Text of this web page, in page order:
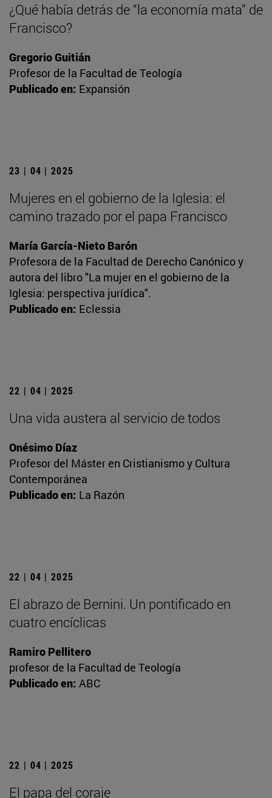
¿Qué había detrás de “la economía mata” de
Francisco?
Gregorio Guitián
Profesor de la Facultad de Teología
Publicado en: Expansión
23 | 04 | 2025
Mujeres en el gobierno de la Iglesia: el
camino trazado por el papa Francisco
María García-Nieto Barón
Profesora de la Facultad de Derecho Canónico y
autora del libro "La mujer en el gobierno de la
Iglesia: perspectiva jurídica".
Publicado en: Eclessia
22 | 04 | 2025
Una vida austera al servicio de todos
Onésimo Díaz
Profesor del Máster en Cristianismo y Cultura
Contemporánea
Publicado en: La Razón
22 | 04 | 2025
El abrazo de Bernini. Un pontificado en
cuatro encíclicas
Ramiro Pellitero
profesor de la Facultad de Teología
Publicado en: ABC
22 | 04 | 2025
El papa del coraje